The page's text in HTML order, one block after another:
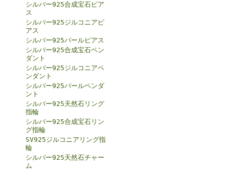
シルバー925合成宝石ピア
ス
シルバー925ジルコニアピ
アス
シルバー925パールピアス
シルバー925合成宝石ペン
ダント
シルバー925ジルコニアペ
ンダント
シルバー925パールペンダ
ント
シルバー925天然石リング
指輪
シルバー925合成宝石リン
グ指輪
SV925ジルコニアリング指
輪
シルバー925天然石チャー
ム